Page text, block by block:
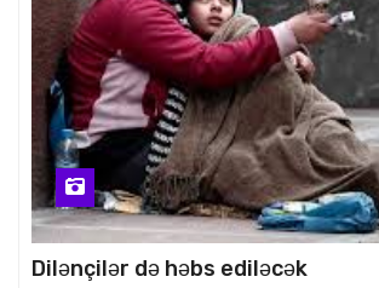
Dilənçilər də həbs ediləcək